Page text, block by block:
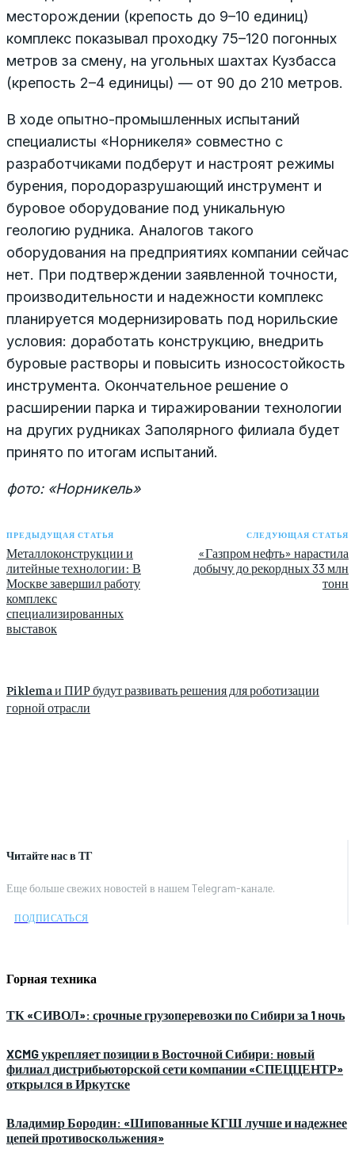
Читайте нас в ТГ
Еще больше свежих новостей в нашем Telegram-канале.
ПОДПИСАТЬСЯ
Горная техника
ТК «СИВОЛ»: срочные грузоперевозки по Сибири за 1 ночь
XCMG укрепляет позиции в Восточной Сибири: новый
филиал дистрибьюторской сети компании «СПЕЦЦЕНТР»
открылся в Иркутске
Владимир Бородин: «Шипованные КГШ лучше и надежнее
цепей противоскольжения»
месторождении (крепость до 9–10 единиц)
комплекс показывал проходку 75–120 погонных
метров за смену, на угольных шахтах Кузбасса
(крепость 2–4 единицы) — от 90 до 210 метров.
В ходе опытно-промышленных испытаний
специалисты «Норникеля» совместно с
разработчиками подберут и настроят режимы
бурения, породоразрушающий инструмент и
буровое оборудование под уникальную
геологию рудника. Аналогов такого
оборудования на предприятиях компании сейчас
нет. При подтверждении заявленной точности,
производительности и надежности комплекс
планируется модернизировать под норильские
условия: доработать конструкцию, внедрить
буровые растворы и повысить износостойкость
инструмента. Окончательное решение о
расширении парка и тиражировании технологии
на других рудниках Заполярного филиала будет
принято по итогам испытаний.
фото: «Норникель»
ПРЕДЫДУЩАЯ СТАТЬЯ
Металлоконструкции и
литейные технологии: В
Москве завершил работу
комплекс
специализированных
выставок
СЛЕДУЮЩАЯ СТАТЬЯ
«Газпром нефть» нарастила
добычу до рекордных 33 млн
тонн
Piklema и ПИР будут развивать решения для роботизации
горной отрасли